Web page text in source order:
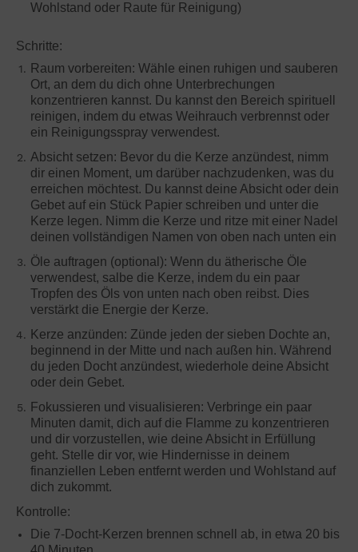
Wohlstand oder Raute für Reinigung)
Schritte:
Raum vorbereiten: Wähle einen ruhigen und sauberen
Ort, an dem du dich ohne Unterbrechungen
konzentrieren kannst. Du kannst den Bereich spirituell
reinigen, indem du etwas Weihrauch verbrennst oder
ein Reinigungsspray verwendest.
Absicht setzen: Bevor du die Kerze anzündest, nimm
dir einen Moment, um darüber nachzudenken, was du
erreichen möchtest. Du kannst deine Absicht oder dein
Gebet auf ein Stück Papier schreiben und unter die
Kerze legen. Nimm die Kerze und ritze mit einer Nadel
deinen vollständigen Namen von oben nach unten ein
Öle auftragen (optional): Wenn du ätherische Öle
verwendest, salbe die Kerze, indem du ein paar
Tropfen des Öls von unten nach oben reibst. Dies
verstärkt die Energie der Kerze.
Kerze anzünden: Zünde jeden der sieben Dochte an,
beginnend in der Mitte und nach außen hin. Während
du jeden Docht anzündest, wiederhole deine Absicht
oder dein Gebet.
Fokussieren und visualisieren: Verbringe ein paar
Minuten damit, dich auf die Flamme zu konzentrieren
und dir vorzustellen, wie deine Absicht in Erfüllung
geht. Stelle dir vor, wie Hindernisse in deinem
finanziellen Leben entfernt werden und Wohlstand auf
dich zukommt.
Kontrolle:
Die 7-Docht-Kerzen brennen schnell ab, in etwa 20 bis